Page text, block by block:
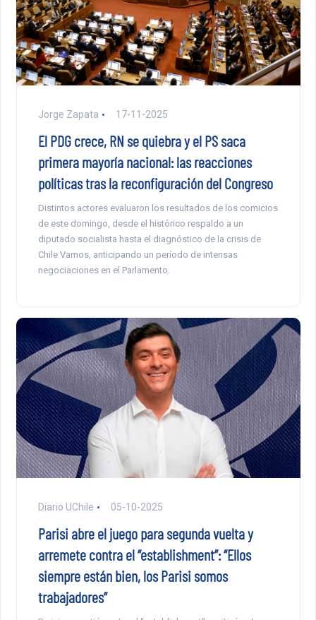
Jorge Zapata 17-11-2025
El PDG crece, RN se quiebra y el PS saca
primera mayoría nacional: las reacciones
políticas tras la reconfiguración del Congreso
Distintos actores evaluaron los resultados de los comicios
de este domingo, desde el histórico respaldo a un
diputado socialista hasta el diagnóstico de la crisis de
Chile Vamos, anticipando un período de intensas
negociaciones en el Parlamento.
Diario UChile 05-10-2025
Parisi abre el juego para segunda vuelta y
arremete contra el “establishment”: “Ellos
siempre están bien, los Parisi somos
trabajadores”